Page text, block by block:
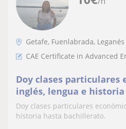
Getafe, Fuenlabrada, Leganés
CAE Certificate in Advanced
Doy clases particulares
inglés, lengua e
bachillerato
Doy clases particulares
historia hasta bachillerato.